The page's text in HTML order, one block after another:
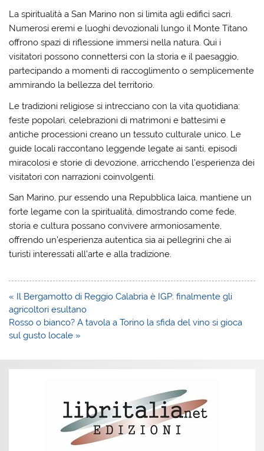
La spiritualità a San Marino non si limita agli edifici sacri.
Numerosi eremi e luoghi devozionali lungo il Monte Titano
offrono spazi di riflessione immersi nella natura. Qui i
visitatori possono connettersi con la storia e il paesaggio,
partecipando a momenti di raccoglimento o semplicemente
ammirando la bellezza del territorio.
Le tradizioni religiose si intrecciano con la vita quotidiana:
feste popolari, celebrazioni di matrimoni e battesimi e
antiche processioni creano un tessuto culturale unico. Le
guide locali raccontano leggende legate ai santi, episodi
miracolosi e storie di devozione, arricchendo l’esperienza dei
visitatori con narrazioni coinvolgenti.
San Marino, pur essendo una Repubblica laica, mantiene un
forte legame con la spiritualità, dimostrando come fede,
storia e cultura possano convivere armoniosamente,
offrendo un’esperienza autentica sia ai pellegrini che ai
turisti interessati all’arte e alla tradizione.
Navigazione
articoli
« Il Bergamotto di Reggio Calabria è IGP: finalmente gli
agricoltori esultano
Rosso o bianco? A tavola a Torino la sfida del vino si gioca
sul gusto locale »